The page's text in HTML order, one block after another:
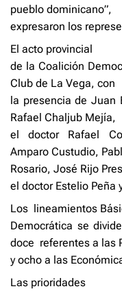
pueblo dominicano”,
expresaron los
El acto provincial
de la Coalición
Club de La Vega, con
la presencia de Juan
Rafael Chaljub Mejía,
el doctor Rafael
Amparo Custudio,
Rosario, José Rijo
el doctor Estelio Peña
Los
lineamientos
Democrática se
doce referentes a las
y ocho a las
Las prioridades